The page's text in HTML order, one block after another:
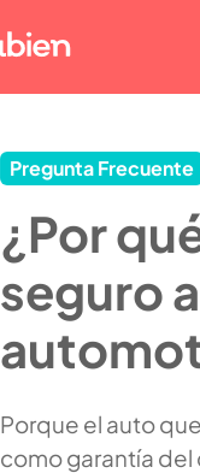
Pregunta Frecuente
¿Por
seguro
Porque el auto
como garantía del